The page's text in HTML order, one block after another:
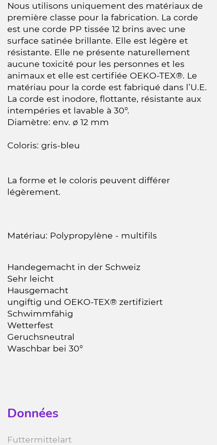
Nous utilisons uniquement des matériaux de
première classe pour la fabrication. La corde
est une corde PP tissée 12 brins avec une
surface satinée brillante. Elle est légère et
résistante. Elle ne présente naturellement
aucune toxicité pour les personnes et les
animaux et elle est certifiée OEKO-TEX®. Le
matériau pour la corde est fabriqué dans l’U.E.
La corde est inodore, flottante, résistante aux
intempéries et lavable à 30°.
Diamètre: env. ø 12 mm
Coloris: gris-bleu
La forme et le coloris peuvent différer
légèrement.
Matériau: Polypropylène - multifils
Handegemacht in der Schweiz
Sehr leicht
Hausgemacht
ungiftig und OEKO-TEX® zertifiziert
Schwimmfähig
Wetterfest
Geruchsneutral
Waschbar bei 30°
Données
Futtermittelart